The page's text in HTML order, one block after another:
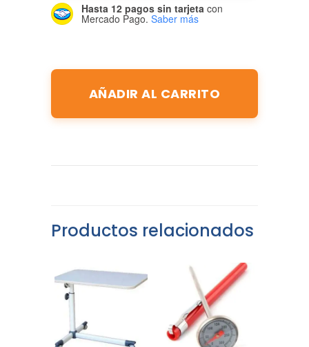
Hasta 12 pagos sin tarjeta con
Mercado Pago. Saber más
AÑADIR AL CARRITO
Productos relacionados